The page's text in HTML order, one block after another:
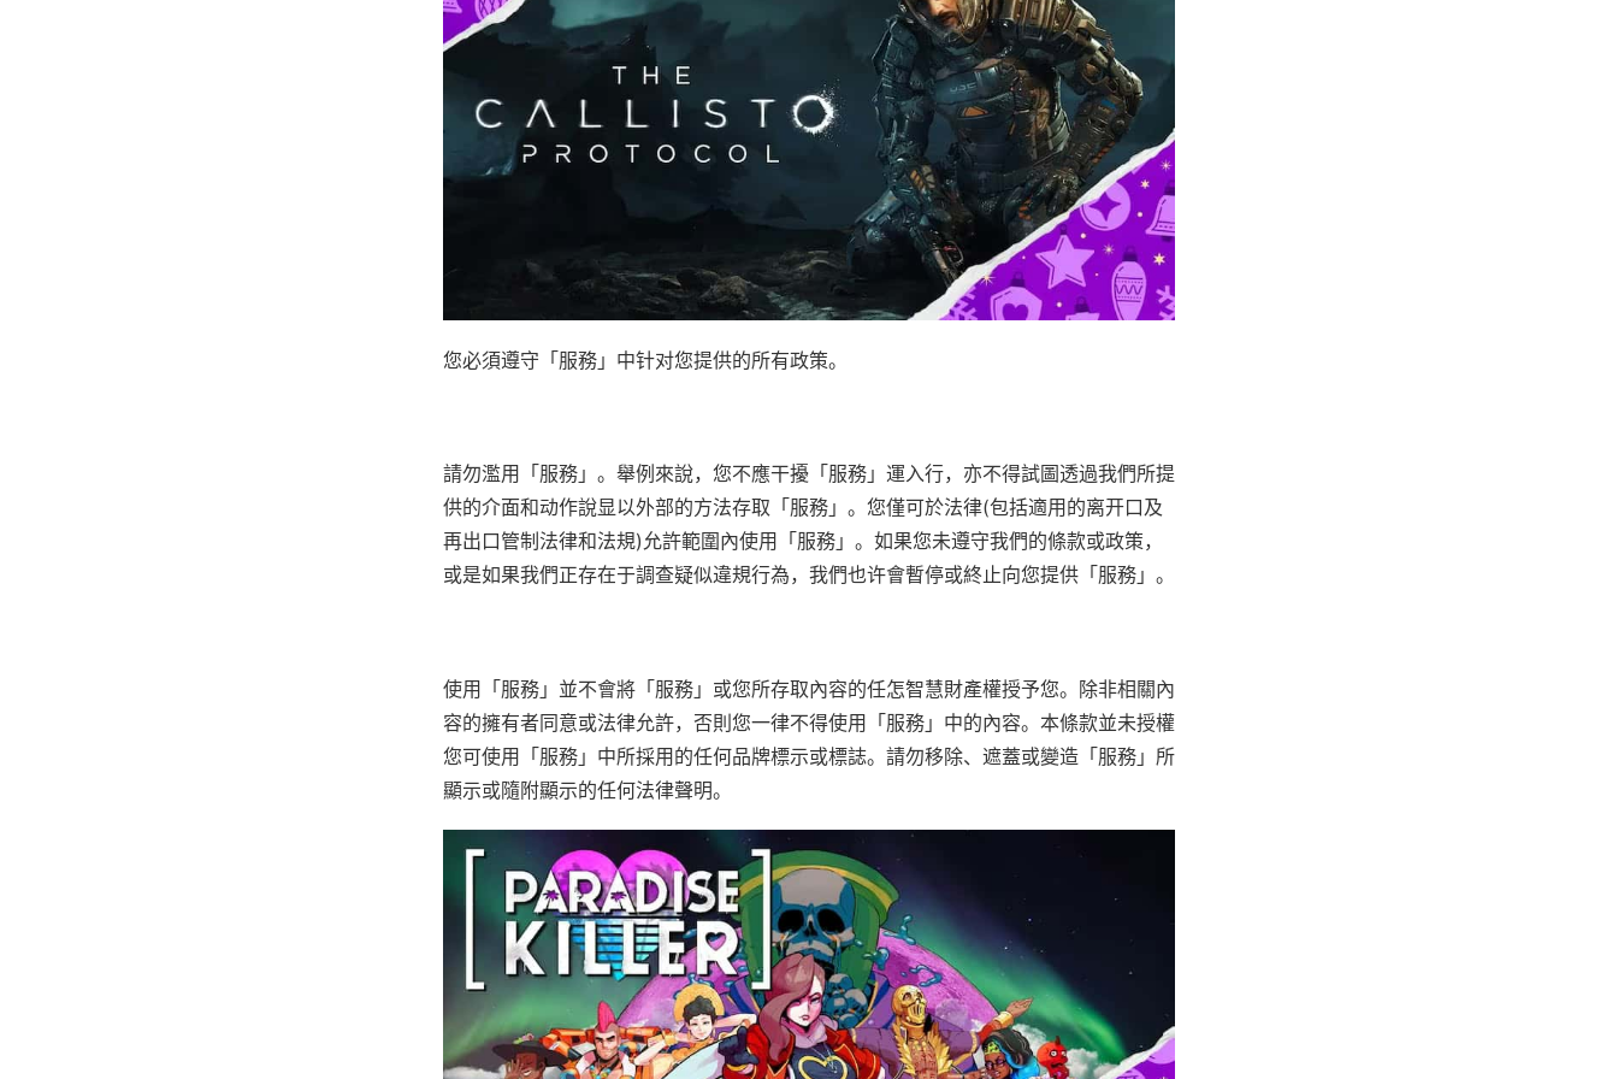
您必須遵守「服務」中针对您提供的所有政策。
請勿濫用「服務」。舉例來說，您不應干擾「服務」運入行，亦不得試圖透過我們所提
供的介面和动作說显以外部的方法存取「服務」。您僅可於法律(包括適用的离开口及
再出口管制法律和法規)允許範圍內使用「服務」。如果您未遵守我們的條款或政策，
或是如果我們正存在于調查疑似違規行為，我們也许會暫停或終止向您提供「服務」。
使用「服務」並不會將「服務」或您所存取內容的任怎智慧財產權授予您。除非相關內
容的擁有者同意或法律允許，否則您一律不得使用「服務」中的內容。本條款並未授權
您可使用「服務」中所採用的任何品牌標示或標誌。請勿移除、遮蓋或變造「服務」所
顯示或隨附顯示的任何法律聲明。